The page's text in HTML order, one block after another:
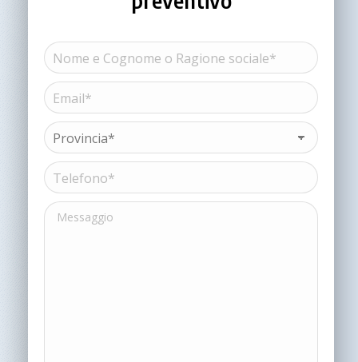
Nome
e
Cognome
o
Ragione
sociale*
(Obbligatorio)
Nome
Email*
(Obbligatorio)
Provincia*
(Obbligatorio)
Telefono*
(Obbligatorio)
Messaggio